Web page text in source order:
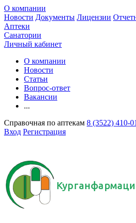
О компании
Новости Документы Лицензии
Аптеки
Санатории
Личный кабинет
О компании
Новости
Статьи
Вопрос-ответ
Вакансии
...
Справочная по аптекам 8 (3522) 410-
Вход Регистрация